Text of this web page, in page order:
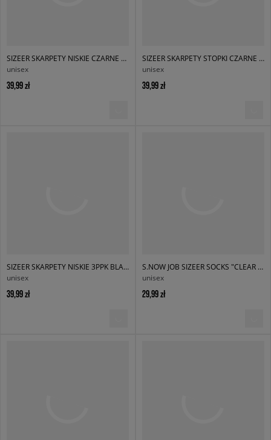
SIZEER SKARPETY NISKIE CZARNE NISKIE
unisex
39,99 zł
SIZEER SKARPETY STOPKI CZARNE STOPKI
unisex
39,99 zł
SIZEER SKARPETY NISKIE 3PPK BLACK
unisex
39,99 zł
S.NOW JOB SIZEER SOCKS "CLEAR FOR ME"
unisex
29,99 zł